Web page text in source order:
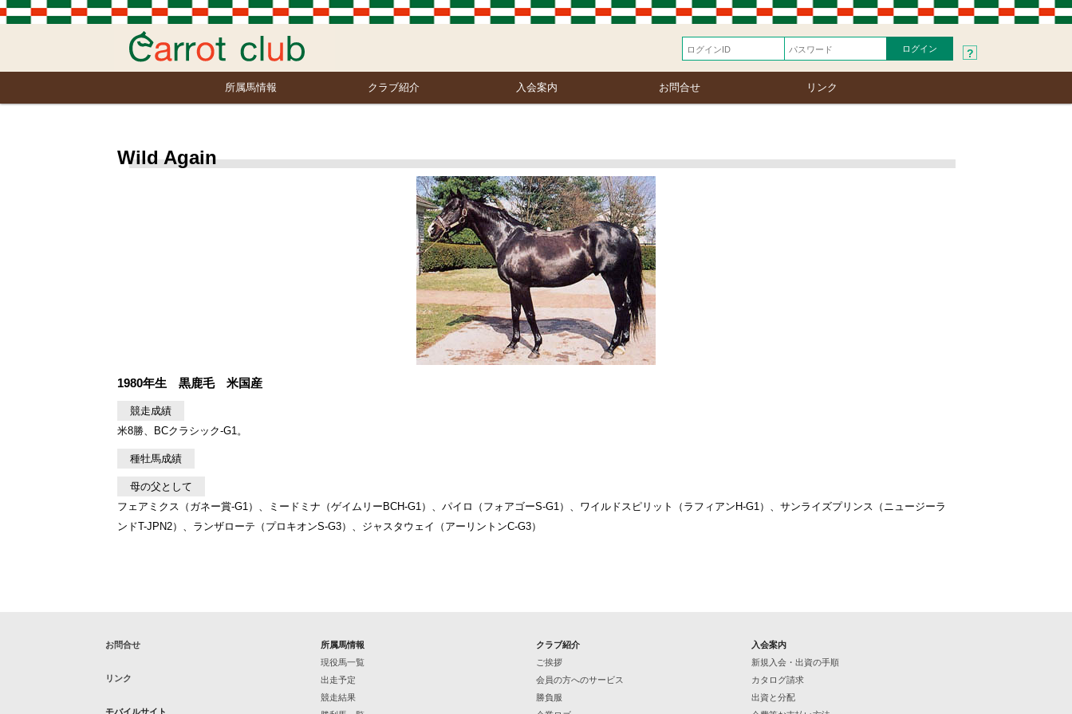
?
所属馬情報 クラブ紹介 入会案内 お問合せ リンク
Wild Again
1980年生 黒鹿毛 米国産
競走成績
米8勝、BCクラシック-G1。
種牡馬成績
母の父として
フェアミクス（ガネー賞-G1）、ミードミナ（ゲイムリーBCH-G1）、パイロ（フォアゴーS-G1）、ワイルドスピリット（ラフィアンH-G1）、サンライズプリンス（ニュージーラ
ンドT-JPN2）、ランザローテ（プロキオンS-G3）、ジャスタウェイ（アーリントンC-G3）
お問合せ
リンク
モバイルサイト
所属馬情報
現役馬一覧
出走予定
競走結果
クラブ紹介
ご挨拶
会員の方へのサービス
勝負服
入会案内
新規入会・出資の手順
カタログ請求
出資と分配